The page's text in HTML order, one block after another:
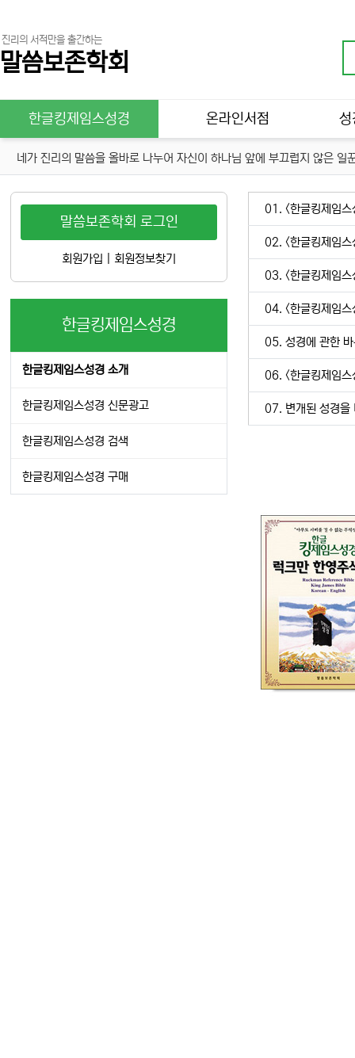
진리의 서적만을 출간하는
말씀보존학회
메인 메뉴
한글킹제임스성경 온라인서점 성
네가 진리의 말씀을 올바로 나누어 자신이 하나님 앞에 부끄럽지 않은
01. <한글킹제임
02. <한글킹제임스
03. <한글킹제임
04. <한글킹제임
05. 성경에 관한
06. <한글킹제임스
07. 변개된 성경을
말씀보존학회 로그인
회원가입 회원정보찾기
한글킹제임스성경
한글킹제임스성경 소개
한글킹제임스성경 신문광고
한글킹제임스성경 검색
한글킹제임스성경 구매